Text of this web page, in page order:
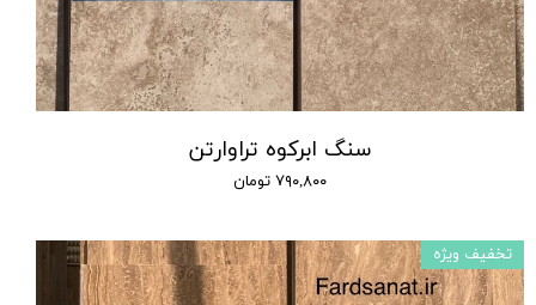
سنگ ابرکوه تراوارتن
۷۹۰,۸۰۰ تومان
تخفیف ویژه